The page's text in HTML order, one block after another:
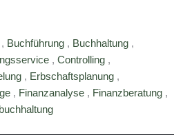
, Buchführung , Buchhaltung ,
, Controlling ,
, Erbschaftsplanung ,
, Finanzanalyse , Finanzberatung ,